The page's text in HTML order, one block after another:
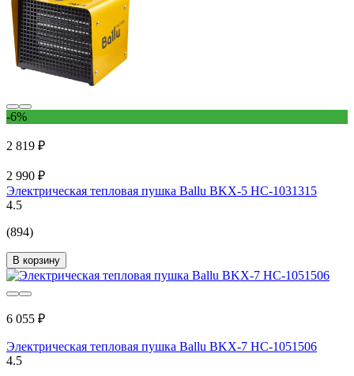
-6%
2 819 ₽
2 990 ₽
Электрическая тепловая пушка Ballu BKX-5 НС-1031315
4.5
(894)
В корзину
6 055 ₽
Электрическая тепловая пушка Ballu BKX-7 НС-1051506
4.5